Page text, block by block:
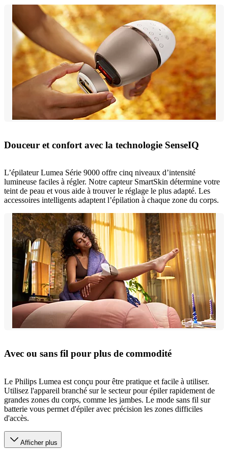
Douceur et confort avec la technologie SenseIQ
L’épilateur Lumea Série 9000 offre cinq niveaux d’intensité
lumineuse faciles à régler. Notre capteur SmartSkin détermine votre
teint de peau et vous aide à trouver le réglage le plus adapté. Les
accessoires intelligents adaptent l’épilation à chaque zone du corps.
Avec ou sans fil pour plus de commodité
Le Philips Lumea est conçu pour être pratique et facile à utiliser.
Utilisez l'appareil branché sur le secteur pour épiler rapidement de
grandes zones du corps, comme les jambes. Le mode sans fil sur
batterie vous permet d'épiler avec précision les zones difficiles
d'accès.
Afficher plus